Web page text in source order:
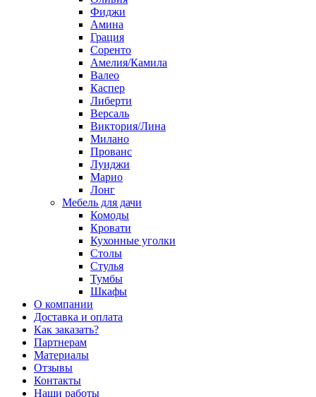
Фиджи
Амина
Грация
Соренто
Амелия/Камила
Валео
Каспер
Либерти
Версаль
Виктория/Лина
Милано
Прованс
Луиджи
Марио
Лонг
Мебель для дачи
Комоды
Кровати
Кухонные уголки
Столы
Стулья
Тумбы
Шкафы
О компании
Доставка и оплата
Как заказать?
Партнерам
Материалы
Отзывы
Контакты
Наши работы